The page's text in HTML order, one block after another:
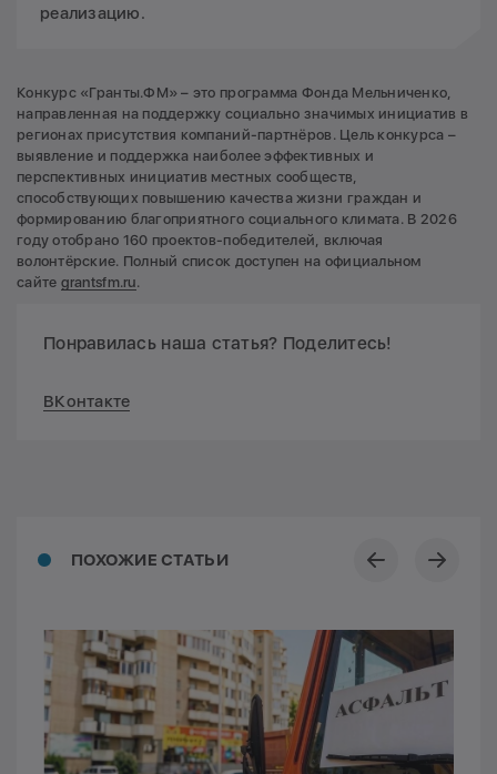
реализацию.
Конкурс «Гранты.ФМ» – это программа Фонда Мельниченко,
направленная на поддержку социально значимых инициатив в
регионах присутствия компаний-партнёров. Цель конкурса –
выявление и поддержка наиболее эффективных и
перспективных инициатив местных сообществ,
способствующих повышению качества жизни граждан и
формированию благоприятного социального климата. В 2026
году отобрано 160 проектов-победителей, включая
волонтёрские. Полный список доступен на официальном
сайте grantsfm.ru.
Понравилась наша статья? Поделитесь!
ВКонтакте
ПОХОЖИЕ СТАТЬИ